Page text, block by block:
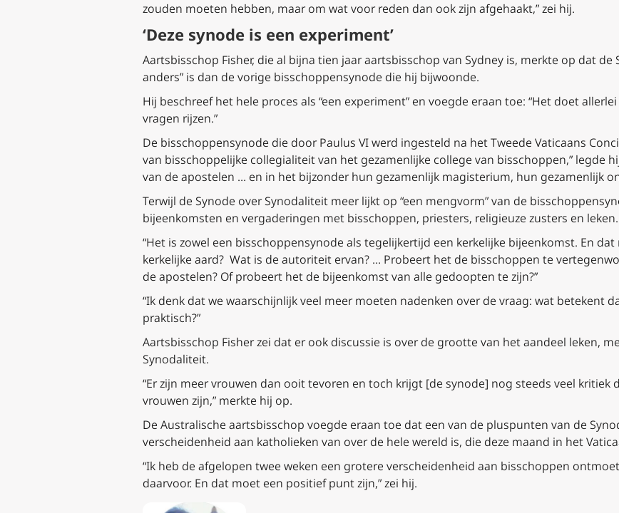
zouden moeten hebben, maar om wat voor reden dan ook zijn afgehaakt,” zei hij.
‘Deze synode is een experiment’
Aartsbisschop Fisher, die al bijna tien jaar aartsbisschop van Sydney is, merkte op dat de
anders” is dan de vorige bisschoppensynode die hij bijwoonde.
Hij beschreef het hele proces als “een experiment” en voegde eraan toe: “Het doet
vragen rijzen.”
De bisschoppensynode die door Paulus VI werd ingesteld na het Tweede Vaticaans
van bisschoppelijke collegialiteit van het gezamenlijke college van bisschoppen,” legde
van de apostelen … en in het bijzonder hun gezamenlijk magisterium, hun gezamenlijk
Terwijl de Synode over Synodaliteit meer lijkt op “een mengvorm” van de
bijeenkomsten en vergaderingen met bisschoppen, priesters, religieuze zusters en leken.
“Het is zowel een bisschoppensynode als tegelijkertijd een kerkelijke bijeenkomst. En
kerkelijke aard? Wat is de autoriteit ervan? … Probeert het de bisschoppen te
de apostelen? Of probeert het de bijeenkomst van alle gedoopten te zijn?”
“Ik denk dat we waarschijnlijk veel meer moeten nadenken over de vraag: wat betekent
praktisch?”
Aartsbisschop Fisher zei dat er ook discussie is over de grootte van het aandeel leken,
Synodaliteit.
“Er zijn meer vrouwen dan ooit tevoren en toch krijgt [de synode] nog steeds veel kritiek
vrouwen zijn,” merkte hij op.
De Australische aartsbisschop voegde eraan toe dat een van de pluspunten van de
verscheidenheid aan katholieken van over de hele wereld is, die deze maand in het
“Ik heb de afgelopen twee weken een grotere verscheidenheid aan bisschoppen
daarvoor. En dat moet een positief punt zijn,” zei hij.